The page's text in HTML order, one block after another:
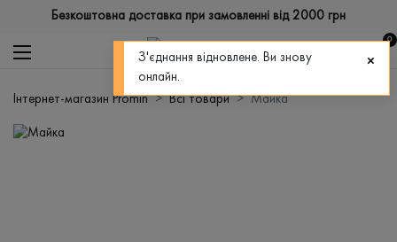
Безкоштовна доставка при замовленні від 2000 грн
0
Інтернет-магазин Promin Всі товари Майка
З'єднання відновлене. Ви знову
онлайн.